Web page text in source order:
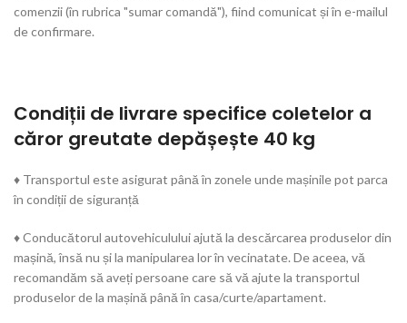
comenzii (în rubrica "sumar comandă"), fiind comunicat și în e-mailul
de confirmare.
Condiții de livrare specifice coletelor a
căror greutate depășește 40 kg
♦ Transportul este asigurat până în zonele unde mașinile pot parca
în condiții de siguranță
♦ Conducătorul autovehiculului ajută la descărcarea produselor din
mașină, însă nu și la manipularea lor în vecinatate. De aceea, vă
recomandăm să aveți persoane care să vă ajute la transportul
produselor de la mașină până în casa/curte/apartament.